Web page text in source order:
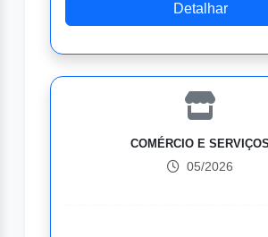
Detalhar
COMÉRCIO E SERVIÇOS
05/2026